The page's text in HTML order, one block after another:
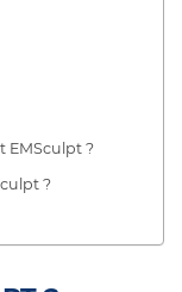
EMSculpt ?
?